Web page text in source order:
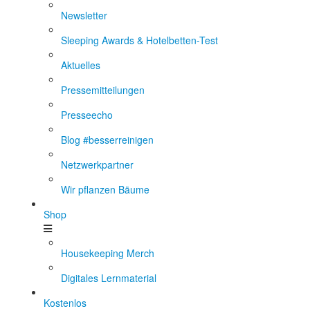
Newsletter
Sleeping Awards & Hotelbetten-Test
Aktuelles
Pressemitteilungen
Presseecho
Blog #besserreinigen
Netzwerkpartner
Wir pflanzen Bäume
Shop
Housekeeping Merch
Digitales Lernmaterial
Kostenlos